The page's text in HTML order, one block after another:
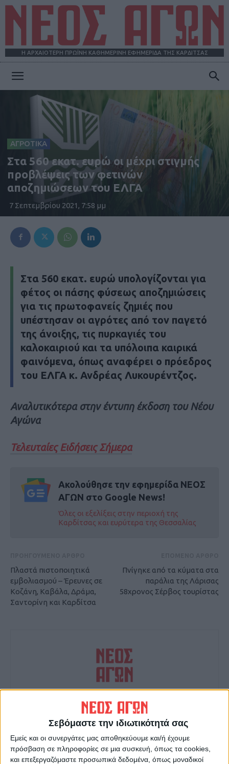
Σεβόμαστε την ιδιωτικότητά σας
Εμείς και οι συνεργάτες μας αποθηκεύουμε και/ή έχουμε
πρόσβαση σε πληροφορίες σε μια συσκευή, όπως τα cookies,
και επεξεργαζόμαστε προσωπικά δεδομένα, όπως μοναδικοί
Η ΑΡΧΑΙΟΤΕΡΗ ΠΡΩΪΝΗ ΚΑΘΗΜΕΡΙΝΗ ΕΦΗΜΕΡΙΔΑ ΤΗΣ ΚΑΡΔΙΤΣΑΣ
ΑΓΡΟΤΙΚΑ
Στα 560 εκατ. ευρώ οι μέχρι στιγμής
προβλέψεις των φετινών
αποζημιώσεων του ΕΛΓΑ
7 Σεπτεμβρίου 2021, 7:58 μμ
Στα 560 εκατ. ευρώ υπολογίζονται για
φέτος οι πάσης φύσεως αποζημιώσεις
για τις πρωτοφανείς ζημιές που
υπέστησαν οι αγρότες από τον παγετό
της άνοιξης, τις πυρκαγιές του
καλοκαιριού και τα υπόλοιπα καιρικά
φαινόμενα, όπως αναφέρει o πρόεδρος
του ΕΛΓΑ κ. Ανδρέας Λυκουρέντζος.
Αναλυτικότερα στην έντυπη έκδοση του Νέου
Αγώνα
Τελευταίες Ειδήσεις Σήμερα
Ακολούθησε την εφημερίδα ΝΕΟΣ
ΑΓΩΝ στο Google News!
Όλες οι εξελίξεις στην περιοχή της
Καρδίτσας και ευρύτερα της Θεσσαλίας
Πλαστά πιστοποιητικά
εμβολιασμού – Έρευνες σε
Κοζάνη, Καβάλα, Δράμα,
Σαντορίνη και Καρδίτσα
Πνίγηκε από τα κύματα στα
παράλια της Λάρισας
58χρονος Σέρβος τουρίστας
ΝΕΟΣ ΑΓΩΝ
https://neosagon.gr